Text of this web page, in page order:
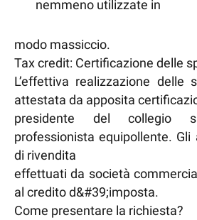
nemmeno utilizzate in
modo massiccio.
Tax credit: Certificazione delle
L’effettiva realizzazione delle
attestata da apposita
presidente del collegio
professionista equipollente.
di rivendita
effettuati da società
al credito d&#39;imposta.
Come presentare la richiesta?